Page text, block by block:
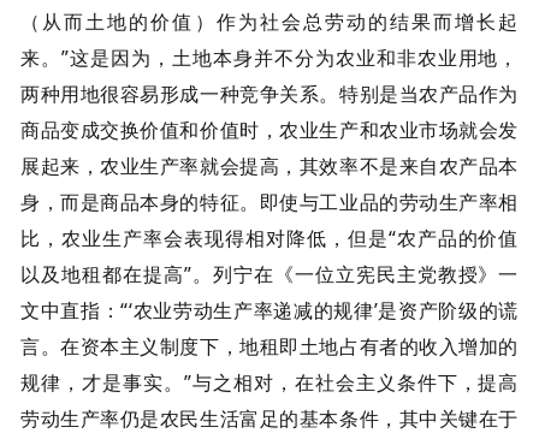
（从而土地的价值）作为社会总劳动的结果而增长起
来。”这是因为，土地本身并不分为农业和非农业用地，
两种用地很容易形成一种竞争关系。特别是当农产品作为
商品变成交换价值和价值时，农业生产和农业市场就会发
展起来，农业生产率就会提高，其效率不是来自农产品本
身，而是商品本身的特征。即使与工业品的劳动生产率相
比，农业生产率会表现得相对降低，但是“农产品的价值
以及地租都在提高”。列宁在《一位立宪民主党教授》一
文中直指：“‘农业劳动生产率递减的规律’是资产阶级的谎
言。在资本主义制度下，地租即土地占有者的收入增加的
规律，才是事实。”与之相对，在社会主义条件下，提高
劳动生产率仍是农民生活富足的基本条件，其中关键在于